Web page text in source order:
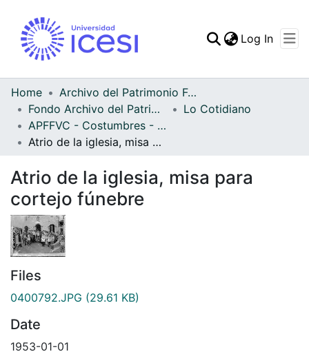
Statistics
Log In
Home
Archivo del Patrimonio Fotográfico y Fílmico del Valle del Cauca
Fondo Archivo del Patrimonio Fotográfico y Fílmico del Valle del Cauca
Lo Cotidiano
APFFVC - Costumbres - Patrimonial
Atrio de la iglesia, misa para cortejo fúnebre
Atrio de la iglesia, misa para
cortejo fúnebre
Files
0400792.JPG (29.61 KB)
Date
1953-01-01